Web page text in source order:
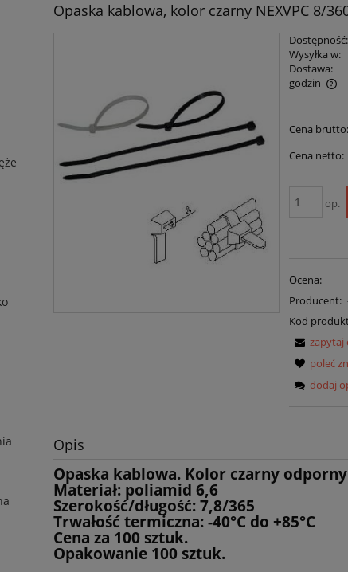
Opaska kablowa, kolor czarny NEXVPC 8/
Dostępność:
Wysyłka w:
Dostawa:
godzin
Cena nie zawiera ewentualnych kosztów
płatności
Cena brutto:
Cena netto:
op.
Ocena:
Producent:
Kod
zapytaj
poleć
dodaj
Opis
Opaska kablowa. Kolor czarny odporny
Materiał: poliamid 6,6
Szerokość/długość: 7,8/365
Trwałość termiczna: -40°C do +85°C
Cena za 100 sztuk.
Opakowanie 100 sztuk.